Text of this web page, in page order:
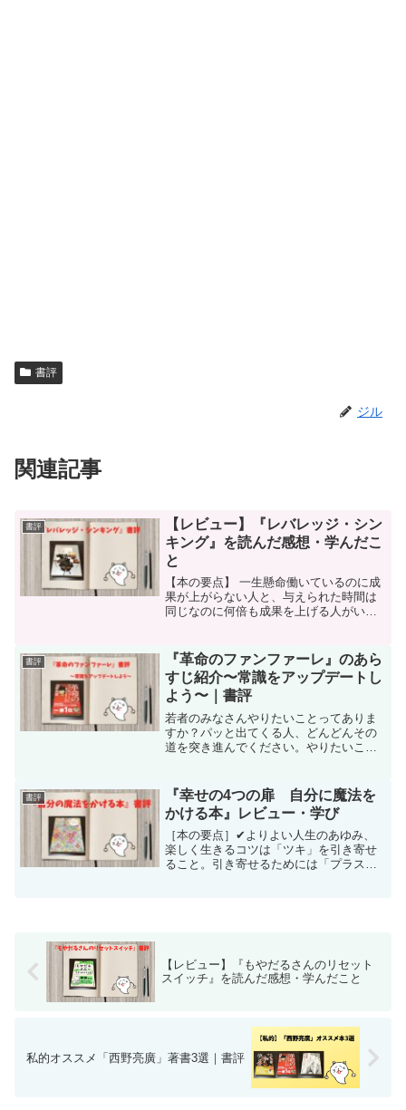
書評
ジル
関連記事
書評
【レビュー】『レバレッジ・シン
キング』を読んだ感想・学んだこ
と
【本の要点】 一生懸命働いているのに成
果が上がらない人と、与えられた時間は
同じなのに何倍も成果を上げる人がいま
の要素に自己投資し、パーソナルキャピ
タル（自分資産）を構...
書評
『革命のファンファーレ』のあら
すじ紹介〜常識をアップデートし
よう〜｜書評
若者のみなさんやりたいことってありま
すか？パッと出てくる人、どんどんその
道を突き進んでください。やりたいこと
かし親世代は「とっととひとつに絞って
それを続けろ」と言ってき...
書評
『幸せの4つの扉 自分に魔法を
かける本』レビュー・学び
［本の要点］✔︎よりよい人生のあゆみ、
楽しく生きるコツは「ツキ」を引き寄せ
ること。引き寄せるためには「プラス思
【レビュー】『もやだるさんのリセット
スイッチ』を読んだ感想・学んだこと
私的オススメ「西野亮廣」著書3選｜書評